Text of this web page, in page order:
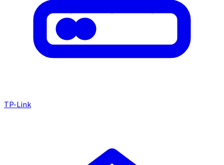
TP-Link